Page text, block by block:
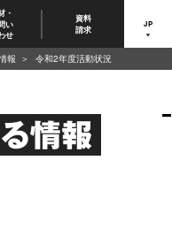
・
い
せ
資料
請求
JP
情報
報 令和2年度活動状況